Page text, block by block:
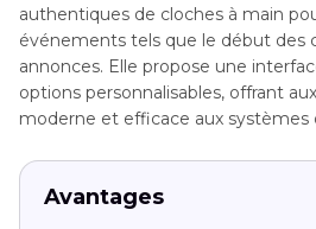
authentiques de cloches à main
événements tels que le début des
annonces. Elle propose une
options personnalisables, offrant
moderne et efficace aux systèmes
Avantages